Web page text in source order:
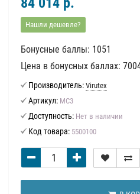
Нашли дешевле?
Бонусные баллы: 1051
Цена в бонусных баллах:
Производитель: Virutex
Артикул: MC3
Доступность: Нет в наличии
Код товара: 5500100